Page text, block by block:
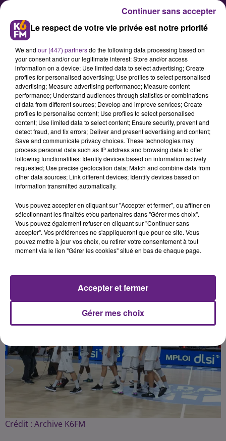
Le match JDA / Châlons-Reims
reporté
La direction de la JDA a confirmé le
report du match de championnat
prévu initialement mardi soir au
Palais des sports face à Châlons-
Publié : 1er octobre 2020 à 15h38 par la rédaction
Crédit : Archive K6FM
Le respect de votre vie privée est notre priorité
We and our (447) partnersdo the following data processing based on
your consent and/or our legitimate interest: Store and/or access
information on a device; Use limited data to select advertising; Create
profiles for personalised advertising; Use profiles to select personalised
advertising; Measure advertising performance; Measure content
performance; Understand audiences through statistics or combinations
of data from different sources; Develop and improve services; Create
profiles to personalise content; Use profiles to select personalised
content; Use limited data to select content; Ensure security, prevent and
detect fraud, and fix errors; Deliver and present advertising and content;
Save and communicate privacy choices. These technologies may
process personal data such as IP address and browsing data to offer
following functionalities: Identify devices based on information actively
requested; Use precise geolocation data; Match and combine data from
other data sources; Link different devices; Identify devices based on
information transmitted automatically.
Vous pouvez accepter en cliquant sur "Accepter et fermer", ou affiner en
sélectionnant les finalités et/ou partenaires dans "Gérer mes choix".
Vous pouvez également refuser en cliquant sur "Continuer sans
accepter". Vos préférences ne s'appliqueront que pour ce site. Vous
pouvez mettre à jour vos choix, ou retirer votre consentement à tout
moment via le lien "Gérer les cookies" situé en bas de chaque page.
Gérer mes choix
Accepter et fermer
Continuer sans accepter